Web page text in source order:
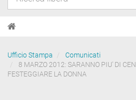
Ufficio Stampa
Comunicati
8 MARZO 2012: SARANNO PIU' DI
FESTEGGIARE LA DONNA